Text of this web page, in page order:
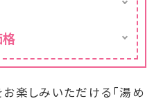
ます。
は割引後の料金で
楽しみいただける「湯め